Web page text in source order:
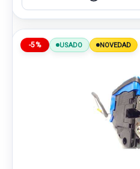
-5% USADO NOVEDAD